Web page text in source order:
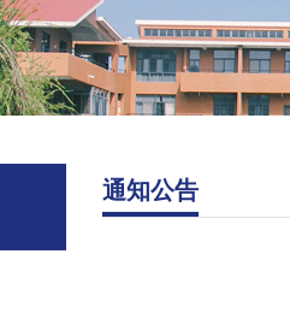
通知公告